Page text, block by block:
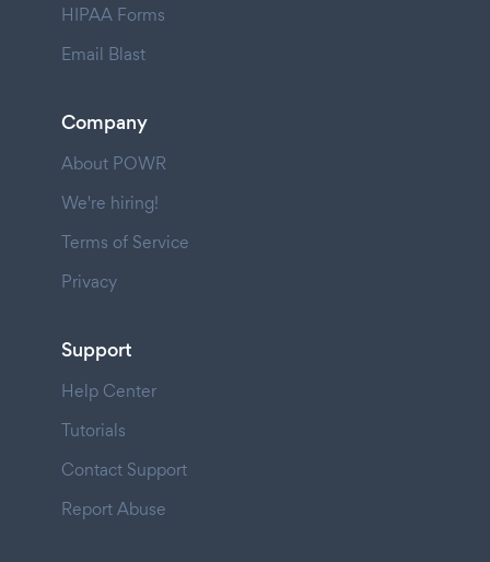
HIPAA Forms
Email Blast
Company
About POWR
We're hiring!
Terms of Service
Privacy
Support
Help Center
Tutorials
Contact Support
Report Abuse